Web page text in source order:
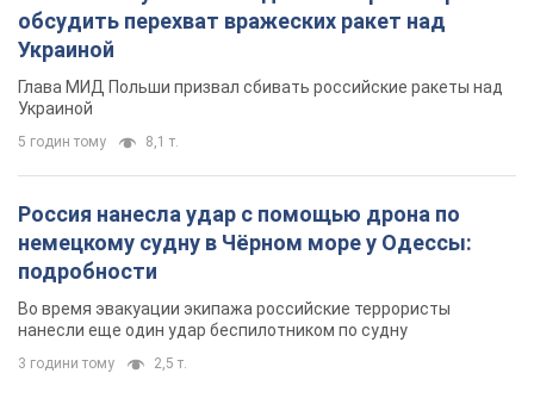
обсудить перехват вражеских ракет над
Украиной
Глава МИД Польши призвал сбивать российские ракеты над
Украиной
5 годин тому 8,1 т.
Россия нанесла удар с помощью дрона по
немецкому судну в Чёрном море у Одессы:
подробности
Во время эвакуации экипажа российские террористы
нанесли еще один удар беспилотником по судну
3 години тому 2,5 т.